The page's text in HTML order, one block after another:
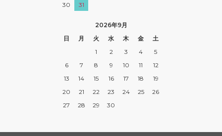
30
31
2026年9月
日
月 火 水 木 金
土
1
2 3 4
5
6
7 8 9 10 11
12
13
14 15 16 17 18
19
20
21 22 23 24 25
26
27
28 29 30